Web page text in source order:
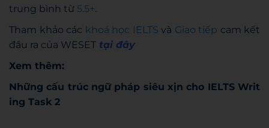
trung bình từ 5.5+.
Tham khảo các khoá học IELTS và Giao tiếp cam kết
đầu ra của WESET tại đây
Xem thêm:
Những cấu trúc ngữ pháp siêu xịn cho IELTS Writ
ing Task 2